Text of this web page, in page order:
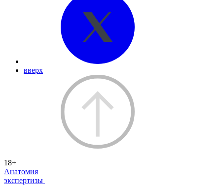
вверх
18+
Анатомия
экспертизы